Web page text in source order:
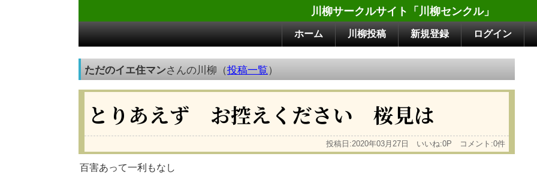
川柳サークルサイト「川柳センクル」
ホーム 川柳投稿 新規登録 ログイン
ただのイエ住マンさんの川柳（投稿一覧）
とりあえず お控えください 桜見は
投稿日:2020年03月27日 いいね:0P コメント:0件
百害あって一利もなし